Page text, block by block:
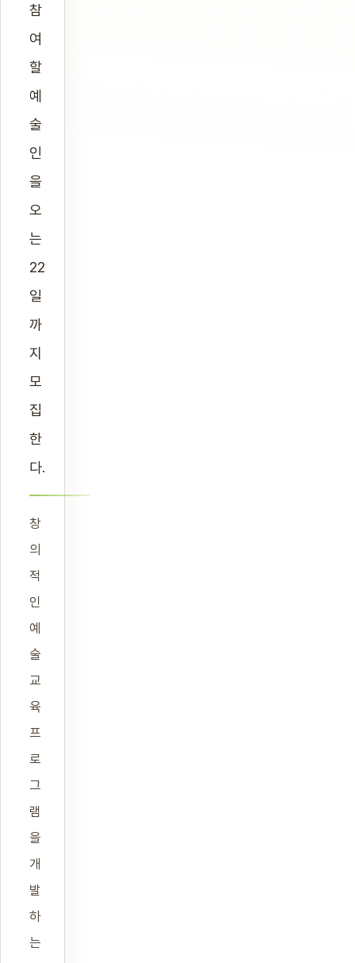
참
여
할
예
술
인
을
오
는
22
일
까
지
모
집
한
다.
창
의
적
인
예
술
교
육
프
로
그
램
을
개
발
하
는